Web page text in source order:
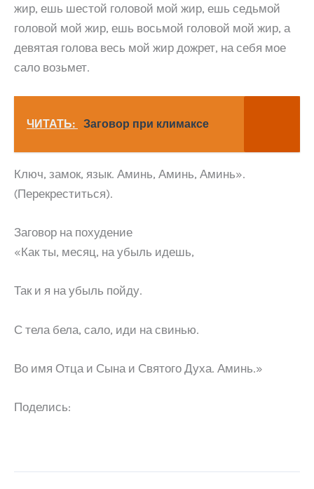
жир, ешь шестой головой мой жир, ешь седьмой
головой мой жир, ешь восьмой головой мой жир, а
девятая голова весь мой жир дожрет, на себя мое
сало возьмет.
ЧИТАТЬ: Заговор при климаксе
Ключ, замок, язык. Аминь, Аминь, Аминь».
(Перекреститься).
Заговор на похудение
«Как ты, месяц, на убыль идешь,
Так и я на убыль пойду.
С тела бела, сало, иди на свинью.
Во имя Отца и Сына и Святого Духа. Аминь.»
Поделись: